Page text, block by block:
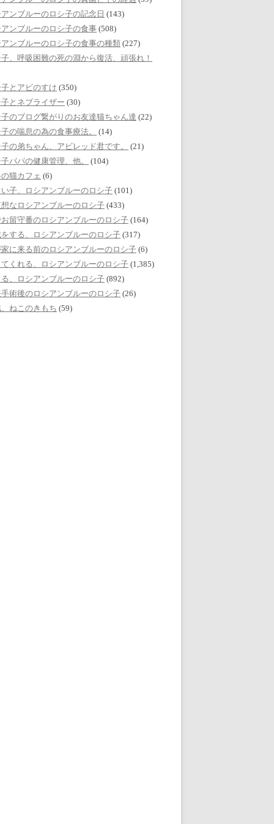
ンブルーのロシ子の記念日 (143)
ンブルーのロシ子の食事 (508)
ンブルーのロシ子の食事の種類 (227)
、呼吸困難の死の淵から復活、頑張れ！
とアビのすけ (350)
とネブライザー (30)
のブログ繋がりのお友達猫ちゃん達 (22)
の喘息の為の食事療法。
(14)
の弟ちゃん、アビレッド君です。
(21)
パパの健康管理、他。
(104)
猫カフェ (6)
子、ロシアンブルーのロシ子 (101)
なロシアンブルーのロシ子 (433)
留守番のロシアンブルーのロシ子 (164)
する、ロシアンブルーのロシ子 (317)
に来る前のロシアンブルーのロシ子 (6)
くれる、ロシアンブルーのロシ子 (1,385)
、ロシアンブルーのロシ子 (892)
術後のロシアンブルーのロシ子 (26)
ねこのきもち (59)